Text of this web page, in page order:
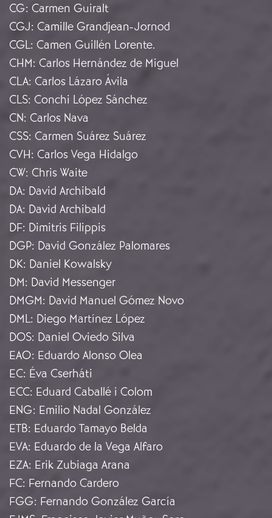
CG: Carmen Guiralt
CGJ: Camille Grandjean-Jornod
CGL: Camen Guillén Lorente.
CHM: Carlos Hernández de Miguel
CLA: Carlos Lázaro Ávila
CLS: Conchi López Sánchez
CN: Carlos Nava
CSS: Carmen Suárez Suárez
CVH: Carlos Vega Hidalgo
CW: Chris Waite
DA: David Archibald
DA: David Archibald
DF: Dimitris Filippis
DGP: David González Palomares
DK: Daniel Kowalsky
DM: David Messenger
DMGM: David Manuel Gómez Novo
DML: Diego Martínez López
DOS: Daniel Oviedo Silva
EAO: Eduardo Alonso Olea
EC: Éva Cserháti
ECC: Eduard Caballé i Colom
ENG: Emilio Nadal González
ETB: Eduardo Tamayo Belda
EVA: Eduardo de la Vega Alfaro
EZA: Erik Zubiaga Arana
FC: Fernando Cardero
FGG: Fernando González García